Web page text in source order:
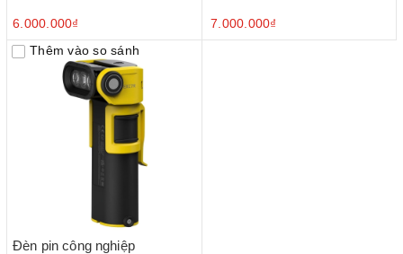
6.000.000₫
7.000.000₫
Thêm vào so sánh
Đèn pin công nghiệp